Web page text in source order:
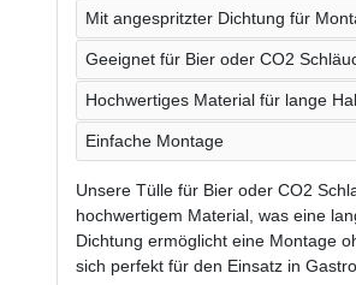
Mit angespritzter Dichtung für
Geeignet für Bier oder CO2
Hochwertiges Material für lange
Einfache Montage
Unsere Tülle für Bier oder CO2
hochwertigem Material, was eine
Dichtung ermöglicht eine Montage
sich perfekt für den Einsatz in